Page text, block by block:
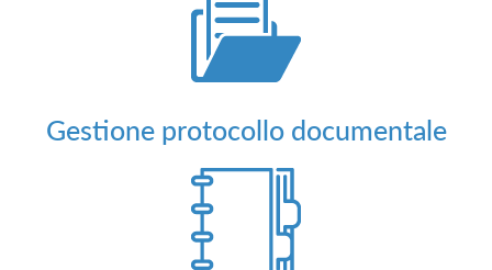
Gestione protocollo documentale